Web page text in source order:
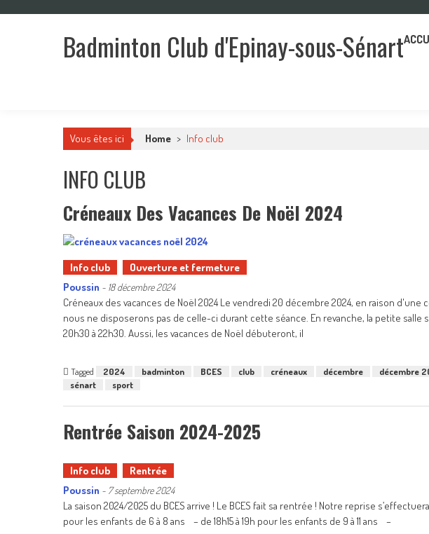
Badminton Club d'Epinay-sous-Sénart
Vous êtes ici Home > Info club
INFO CLUB
Créneaux Des Vacances De Noël 2024
Info club
Ouverture et fermeture
Poussin - 18 décembre 2024
Créneaux des vacances de Noël 2024 Le vendredi 20 décembre 2024, en raison d'une
nous ne disposerons pas de celle-ci durant cette séance. En revanche, la petite
20h30 à 22h30. Aussi, les vacances de Noël débuteront, il
Tagged 2024 badminton BCES club créneaux décembre décembre
sénart
sport
Rentrée Saison 2024-2025
Info club
Rentrée
Poussin - 7 septembre 2024
La saison 2024/2025 du BCES arrive ! Le BCES fait sa rentrée ! Notre reprise
pour les enfants de 6 à 8 ans – de 18h15 à 19h pour les enfants de 9 à 11 ans –